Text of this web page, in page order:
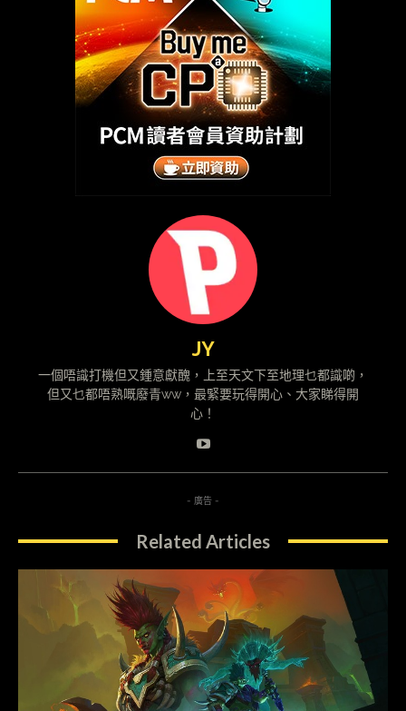
JY
一個唔識打機但又鍾意獻醜，上至天文下至地理乜都識啲，
但又乜都唔熟嘅廢青ww，最緊要玩得開心、大家睇得開
心！
- 廣告 -
Related Articles